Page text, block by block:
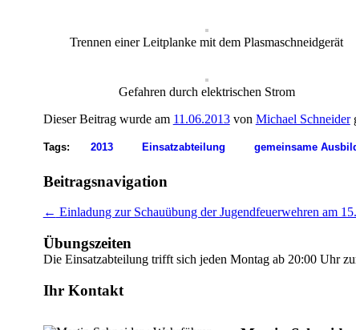
Trennen einer Leitplanke mit dem Plasmaschneidgerät
Gefahren durch elektrischen Strom
Dieser Beitrag wurde am 11.06.2013von Michael Schneider
Tags: 2013 Einsatzabteilung gemeinsame
Beitragsnavigation
← Einladung zur Schauübung der Jugendfeuerwehren am
Übungszeiten
Die Einsatzabteilung trifft sich jeden Montag ab 20:00 Uhr
Ihr Kontakt